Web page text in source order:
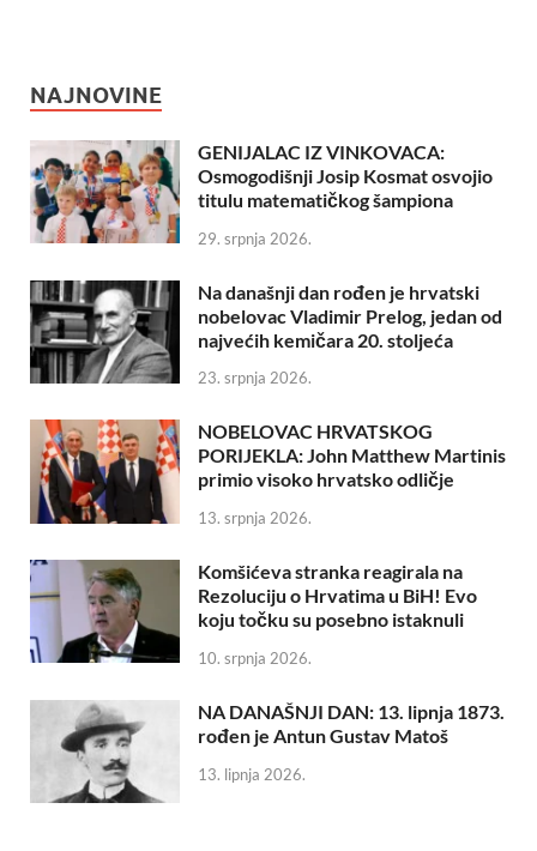
NAJNOVINE
GENIJALAC IZ VINKOVACA:
Osmogodišnji Josip Kosmat osvojio
titulu matematičkog šampiona
29. srpnja 2026.
Na današnji dan rođen je hrvatski
nobelovac Vladimir Prelog, jedan od
najvećih kemičara 20. stoljeća
23. srpnja 2026.
NOBELOVAC HRVATSKOG
PORIJEKLA: John Matthew Martinis
primio visoko hrvatsko odličje
13. srpnja 2026.
Komšićeva stranka reagirala na
Rezoluciju o Hrvatima u BiH! Evo
koju točku su posebno istaknuli
10. srpnja 2026.
NA DANAŠNJI DAN: 13. lipnja 1873.
rođen je Antun Gustav Matoš
13. lipnja 2026.